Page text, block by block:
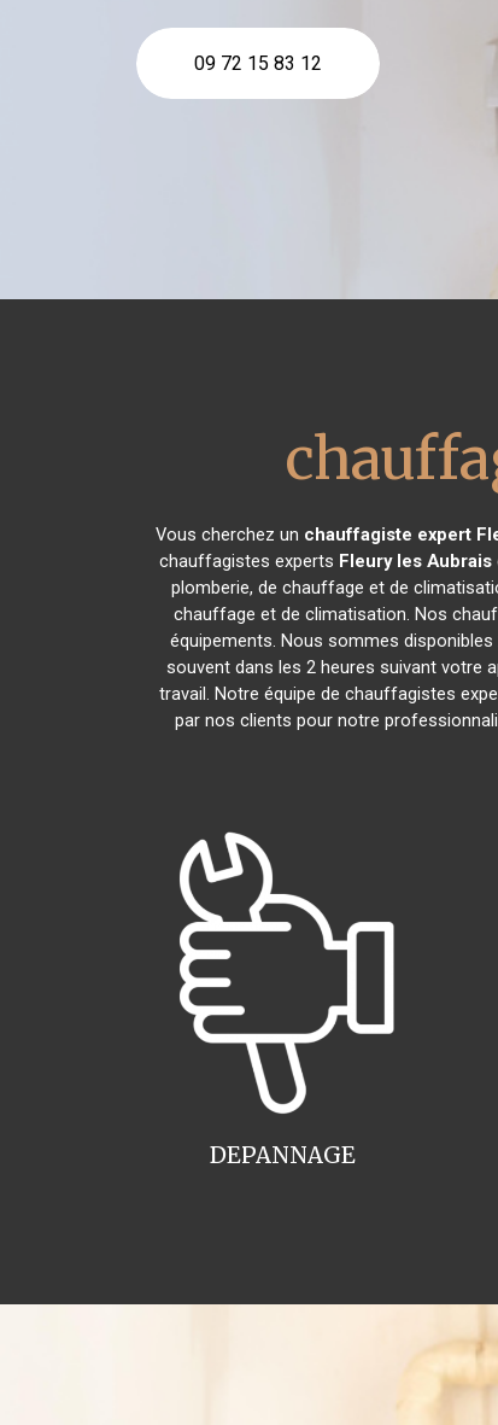
09 72 15 83 12
Vous cherchez un chauffagiste expert
chauffagistes experts Fleury les Aubrais
plomberie, de chauffage et de
chauffage et de climatisation. Nos
équipements. Nous sommes
souvent dans les 2 heures suivant
travail. Notre équipe de chauffagistes
par nos clients pour notre
DEPANNAGE